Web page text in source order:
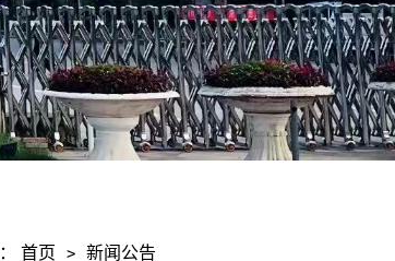
首页 > 新闻公告